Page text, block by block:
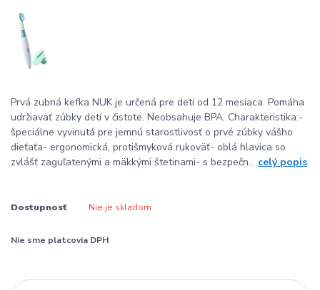
Prvá zubná kefka NUK je určená pre deti od 12 mesiaca. Pomáha
udržiavať zúbky detí v čistote. Neobsahuje BPA. Charakteristika:-
špeciálne vyvinutá pre jemnú starostlivosť o prvé zúbky vášho
dieťaťa- ergonomická, protišmyková rukoväť- oblá hlavica so
zvlášť zaguľatenými a mäkkými štetinami- s bezpečn... celý popis
Dostupnosť Nie je skladom
Nie sme platcovia DPH